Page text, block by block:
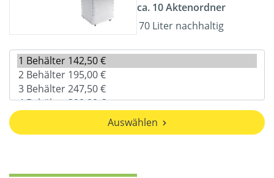
ca. 10 Aktenordner
70 Liter nachhaltig
Auswählen